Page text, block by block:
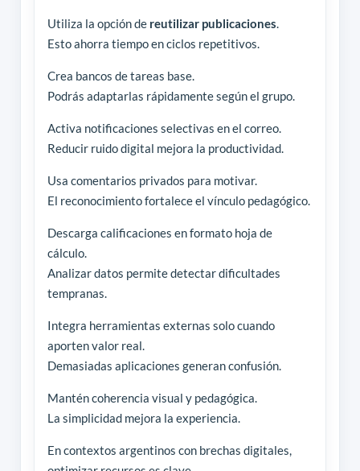
Utiliza la opción de reutilizar publicaciones.
Esto ahorra tiempo en ciclos repetitivos.
Crea bancos de tareas base.
Podrás adaptarlas rápidamente según el grupo.
Activa notificaciones selectivas en el correo.
Reducir ruido digital mejora la productividad.
Usa comentarios privados para motivar.
El reconocimiento fortalece el vínculo pedagógico.
Descarga calificaciones en formato hoja de
cálculo.
Analizar datos permite detectar dificultades
tempranas.
Integra herramientas externas solo cuando
aporten valor real.
Demasiadas aplicaciones generan confusión.
Mantén coherencia visual y pedagógica.
La simplicidad mejora la experiencia.
En contextos argentinos con brechas digitales,